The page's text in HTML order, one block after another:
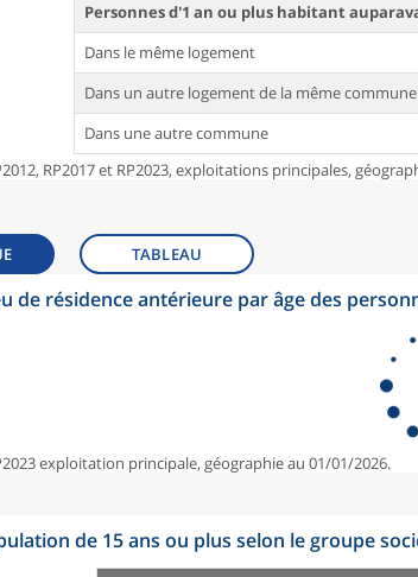
Personnes d'1 an ou plus habitant
Dans le même logement
Dans un autre logement de la même commune
Dans une autre commune
RP2017 et RP2023, exploitations principales,
TABLEAU
de résidence antérieure par âge des
exploitation principale, géographie au 01/01/2026.
de 15 ans ou plus selon le groupe